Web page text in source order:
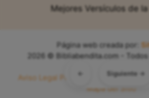
← Siguiente →
Mejores Versículos de
Página web creada por:
2026 © Bibliabendita.com -
Aviso Legal
Política de Cookies
Mapa del Sitio